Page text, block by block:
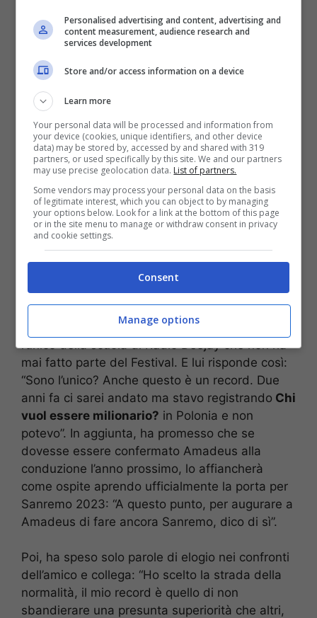
Gerry Scotti – Immagine presa dal profilo di Instagram del
conduttore televisivo
Al settimanale Chi diretto da Alfonso Signorini, il
conduttore televisivo ha aperto a una possibile
sua partecipazione verso il Festival di Sanremo
2022. Chi lo intervista gli fa notare che ormai è
l’unico della scuola di Radio Deejay che non ha
mai fatto parte del Festival. E lui risponde così:
“Sono l’unico? Anche questo è un record. Due
anni fa ci sarei andato ma stavo registrando Chi
vuol essere milionario? in Polonia e non
potevo”. In aggiunta, ha promesso che se
dovesse essere confermato Amadeus alla
conduzione l’anno prossimo, lo affiancherà
come ospite aprendo ufficialmente la porta per
Sanremo 2023: “A questo punto, per augurare a
Amadeus di fare ancora Sanremo, dico di sì”.
Poi, ha speso solo parole di elogio nei confronti
dell’amico e collega: “Ho scelto la strada della
normalità, il mio record è quello di non
sbandierare una presunta superiorità che altri,
Personalised advertising and content, advertising and
content measurement, audience research and
services development
Store and/or access information on a device
Learn more
Your personal data will be processed and information from
your device (cookies, unique identifiers, and other device
data) may be stored by, accessed by and shared with 319
partners, or used specifically by this site. We and our partners
may use precise geolocation data. List of partners.
Some vendors may process your personal data on the basis
of legitimate interest, which you can object to by managing
your options below. Look for a link at the bottom of this page
or in the site menu to manage or withdraw consent in privacy
and cookie settings.
Consent
Manage options